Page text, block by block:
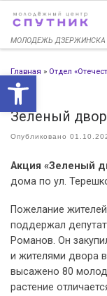
Открыть
Перейти к
МОЛОДЕЖЬ ДЗЕРЖИНСКА
Главная » Отдел
двор
Зеленый двор
Опубликовано
Акция «Зеленый
дома по ул.
Пожелание
поддержал
Романов. Он
и жителями двора
высажено 80
растение